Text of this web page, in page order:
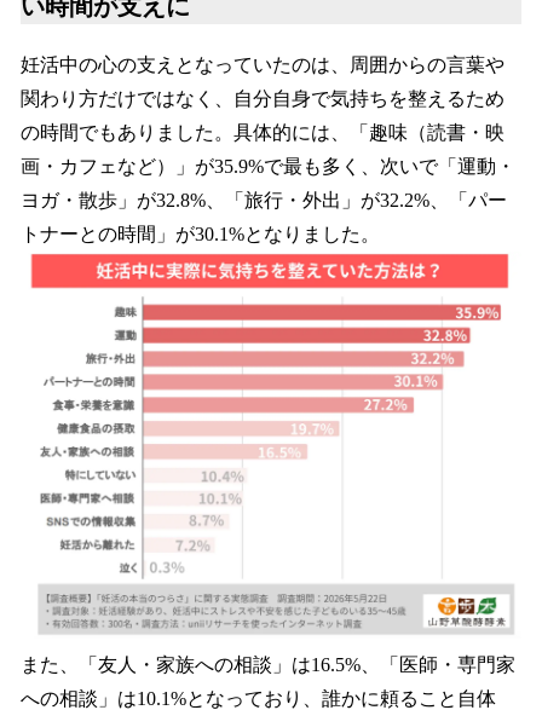
い時間が支えに
妊活中の心の支えとなっていたのは、周囲からの言葉や
関わり方だけではなく、自分自身で気持ちを整えるため
の時間でもありました。具体的には、「趣味（読書・映
画・カフェなど）」が35.9%で最も多く、次いで「運動・
ヨガ・散歩」が32.8%、「旅行・外出」が32.2%、「パー
トナーとの時間」が30.1%となりました。
また、「友人・家族への相談」は16.5%、「医師・専門家
への相談」は10.1%となっており、誰かに頼ること自体